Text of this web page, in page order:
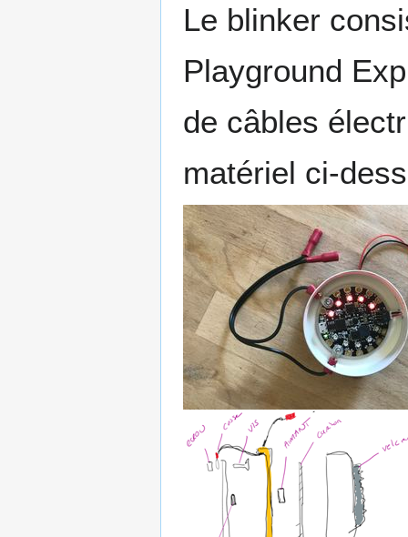
Le blinker
Playground
de câbles
matériel ci-